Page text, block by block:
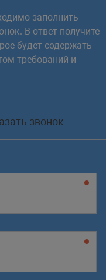
заполнить
В ответ получите
будет содержать
требований и
звонок